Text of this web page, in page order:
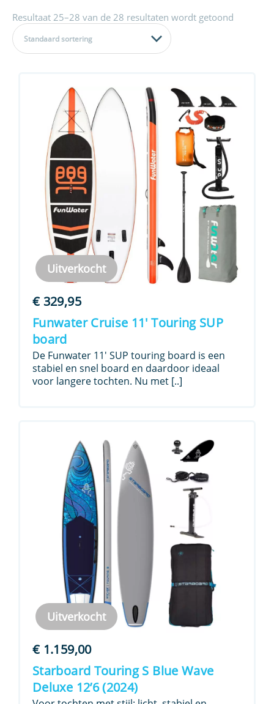
Resultaat 25–28 van de 28 resultaten wordt getoond
Standaard sortering
Uitverkocht
€329,95
Funwater Cruise 11′ Touring SUP
board
De Funwater 11′ SUP touring board is een
stabiel en snel board en daardoor ideaal
voor langere tochten. Nu met [..]
Uitverkocht
€1.159,00
Starboard Touring S Blue Wave
Deluxe 12’6 (2024)